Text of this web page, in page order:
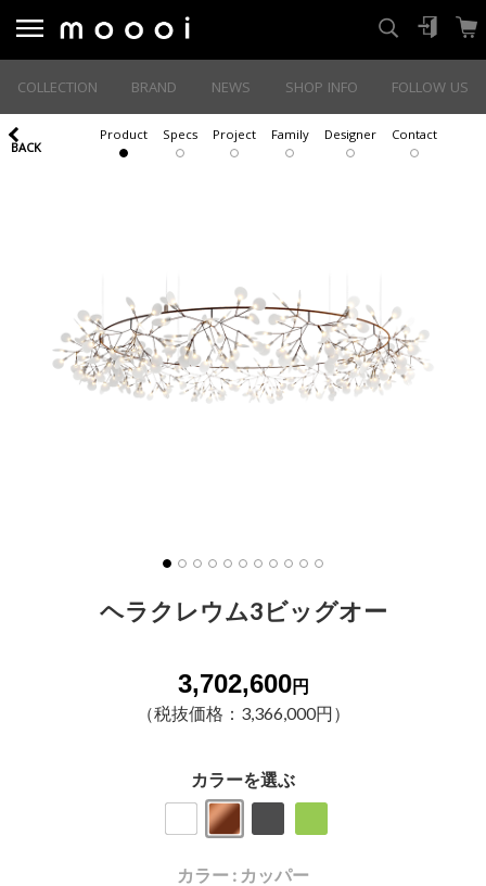
COLLECTION BRAND NEWS SHOP INFO FOLLOW US
BACK
Product Specs Project Family Designer Contact
ヘラクレウム3ビッグオー
3,702,600円
（税抜価格：3,366,000円）
カラーを選ぶ
カラー : カッパー